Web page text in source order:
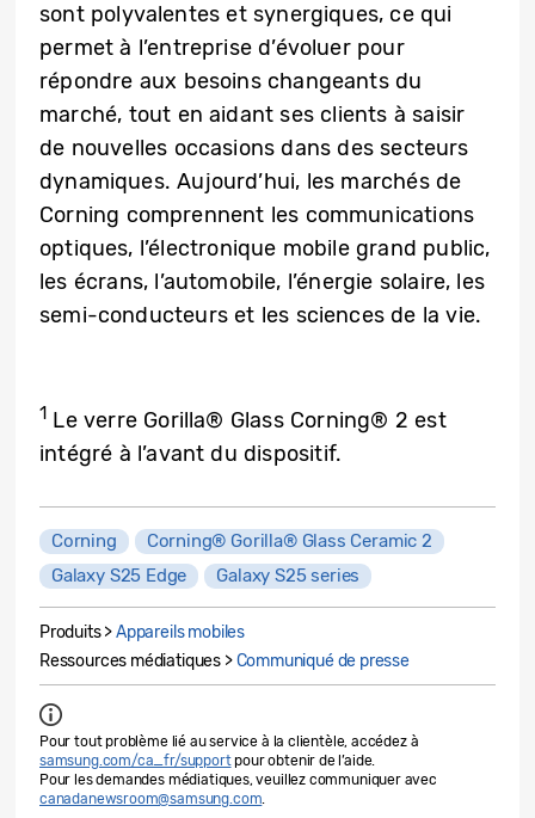
sont polyvalentes et synergiques, ce qui
permet à l’entreprise d’évoluer pour
répondre aux besoins changeants du
marché, tout en aidant ses clients à saisir
de nouvelles occasions dans des secteurs
dynamiques. Aujourd’hui, les marchés de
Corning comprennent les communications
optiques, l’électronique mobile grand public,
les écrans, l’automobile, l’énergie solaire, les
semi-conducteurs et les sciences de la vie.
1 Le verre Gorilla® Glass Corning® 2 est
intégré à l’avant du dispositif.
Corning
Corning® Gorilla® Glass Ceramic 2
Galaxy S25 Edge
Galaxy S25 series
Produits >Appareils mobiles
Ressources médiatiques >Communiqué de presse
Pour tout problème lié au service à la clientèle, accédez à
samsung.com/ca_fr/supportpour obtenir de l’aide.
Pour les demandes médiatiques, veuillez communiquer avec
canadanewsroom@samsung.com.